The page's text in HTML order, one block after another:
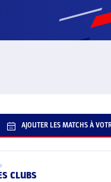
AJOUTER LES MATCHS À
CLUBS